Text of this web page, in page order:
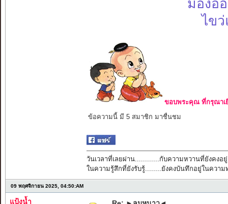
มองอ
ไข
ขอบพระคุณ ที่กรุณาเ
ข้อความนี้ มี 5 สมาชิก มาชื่นชม
วันเวลาที่เลยผ่าน............กับความหวานที่ยังคงอยู่
ในความรู้สึกที่ยังรับรู้........ยังคงบันทึกอยู่ในความ
09 พฤศจิกายน 2025, 04:50:AM
แป้งน้ำ